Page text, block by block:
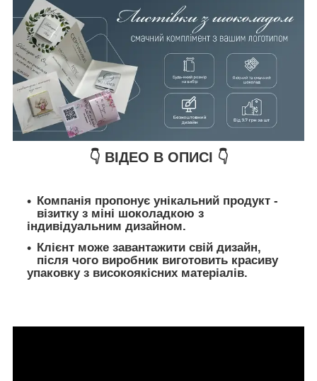
👇 ВІДЕО В ОПИСІ 👇
Компанія пропонує унікальний продукт -
візитку з міні шоколадкою з
індивідуальним дизайном.
Клієнт може завантажити свій дизайн,
після чого виробник виготовить красиву
упаковку з високоякісних матеріалів.